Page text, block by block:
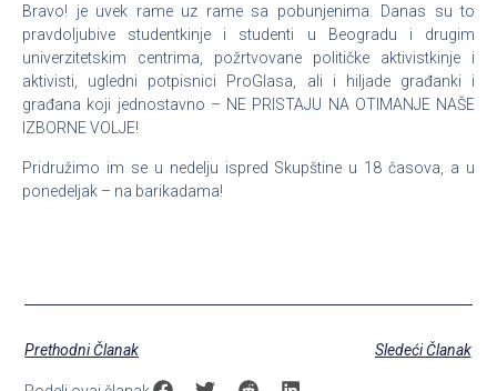
Bravo! je uvek rame uz rame sa pobunjenima. Danas su to
pravdoljubive studentkinje i studenti u Beogradu i drugim
univerzitetskim centrima, požrtvovane političke aktivistkinje i
aktivisti, ugledni potpisnici ProGlasa, ali i hiljade građanki i
građana koji jednostavno – NE PRISTAJU NA OTIMANJE NAŠE
IZBORNE VOLJE!
Pridružimo im se u nedelju ispred Skupštine u 18 časova, a u
ponedeljak – na barikadama!
Prethodni Članak Sledeći Članak